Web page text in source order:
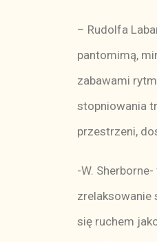
– Rudolfa
pantomimą,
zabawami
stopniowania
przestrzeni,
-W.
zrelaksowanie
się ruchem